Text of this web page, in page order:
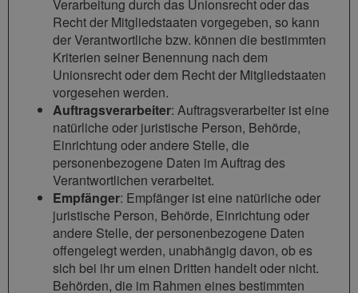
Verarbeitung durch das Unionsrecht oder das
Recht der Mitgliedstaaten vorgegeben, so kann
der Verantwortliche bzw. können die bestimmten
Kriterien seiner Benennung nach dem
Unionsrecht oder dem Recht der Mitgliedstaaten
vorgesehen werden.
Auftragsverarbeiter: Auftragsverarbeiter ist eine
natürliche oder juristische Person, Behörde,
Einrichtung oder andere Stelle, die
personenbezogene Daten im Auftrag des
Verantwortlichen verarbeitet.
Empfänger: Empfänger ist eine natürliche oder
juristische Person, Behörde, Einrichtung oder
andere Stelle, der personenbezogene Daten
offengelegt werden, unabhängig davon, ob es
sich bei ihr um einen Dritten handelt oder nicht.
Behörden, die im Rahmen eines bestimmten